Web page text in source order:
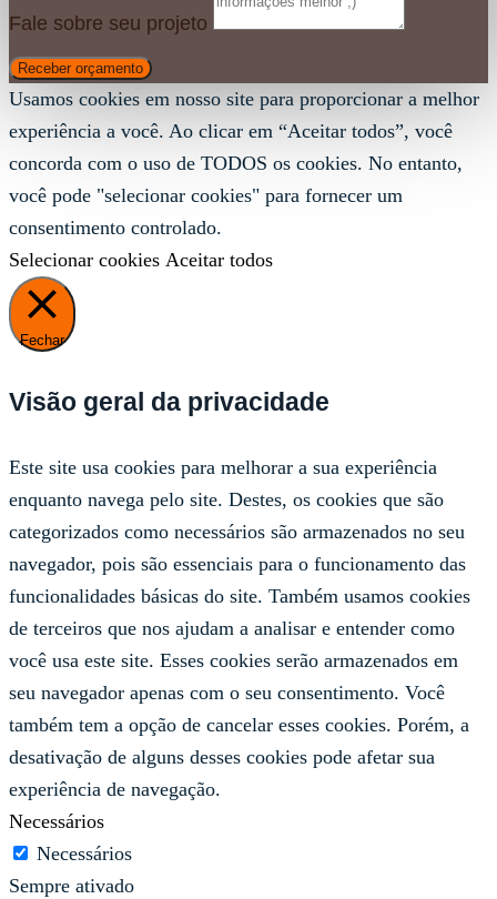
Fale sobre seu projeto
Receber orçamento
Usamos cookies em nosso site para proporcionar a melhor
experiência a você. Ao clicar em “Aceitar todos”, você
concorda com o uso de TODOS os cookies. No entanto,
você pode "selecionar cookies" para fornecer um
consentimento controlado.
Selecionar cookies Aceitar todos
Fechar
Visão geral da privacidade
Este site usa cookies para melhorar a sua experiência
enquanto navega pelo site. Destes, os cookies que são
categorizados como necessários são armazenados no seu
navegador, pois são essenciais para o funcionamento das
funcionalidades básicas do site. Também usamos cookies
de terceiros que nos ajudam a analisar e entender como
você usa este site. Esses cookies serão armazenados em
seu navegador apenas com o seu consentimento. Você
também tem a opção de cancelar esses cookies. Porém, a
desativação de alguns desses cookies pode afetar sua
experiência de navegação.
Necessários
Necessários
Sempre ativado